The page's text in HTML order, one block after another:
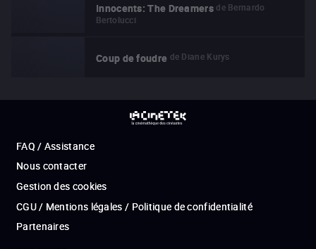
Innocents: The Dreamers de Bernardo
Bertolucci
Coup de foudre de Diane Kurys
FAQ / Assistance
Nous contacter
Gestion des cookies
CGU / Mentions légales / Politique de confidentialité
Partenaires